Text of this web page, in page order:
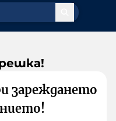
зареждането